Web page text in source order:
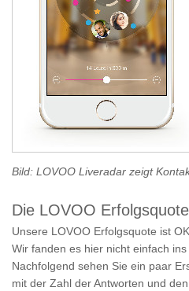
Bild: LOVOO Liveradar zeigt
Die LOVOO Erfolgsquote
Unsere LOVOO Erfolgsquote ist
Wir fanden es hier nicht einfach
Nachfolgend sehen Sie ein paar
mit der Zahl der Antworten und